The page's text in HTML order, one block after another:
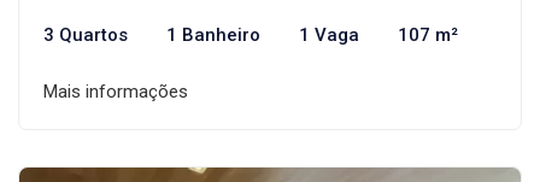
3 Quartos 1 Banheiro 1 Vaga 107 m²
Mais informações